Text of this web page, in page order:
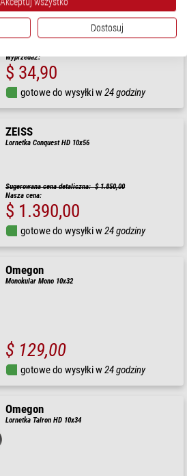
Monokular 10x25
Wyprzedaż:
$ 34,90
gotowe do wysyłki w24 godziny
ZEISS
Lornetka Conquest HD 10x56
Sugerowana cena detaliczna: $ 1.850,00
Nasza cena:
$ 1.390,00
gotowe do wysyłki w24 godziny
Omegon
Monokular Mono 10x32
$ 129,00
gotowe do wysyłki w24 godziny
Omegon
Lornetka Talron HD 10x34
Dostosuj